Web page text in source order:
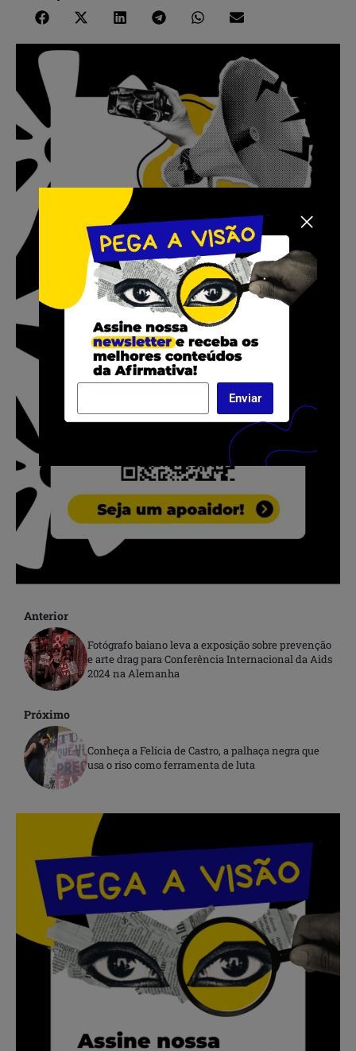
Anterior
Fotógrafo baiano leva a exposição sobre prevenção
e arte drag para Conferência Internacional da Aids
2024 na Alemanha
Próximo
Conheça a Felícia de Castro, a palhaça negra que
usa o riso como ferramenta de luta
.
.
Enviar